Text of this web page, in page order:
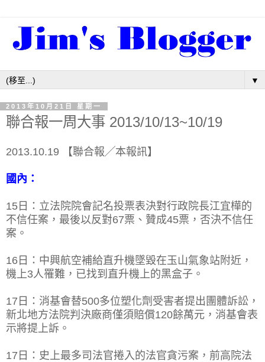
▼
2013年10月21日 星期一
聯合報一周大事 2013/10/13~10/19
2013.10.19 【聯合報╱本報訊】
國內：
15日：立法院院會記名投票表決對行政院長江宜樺的
不信任案，最後以反對67票、贊成45票，否決不信任
案。
16日：中興航空補給直升機墜毀在玉山氣象站附近，
機上3人罹難，已找到直升機上的黑盒子。
17日：消基會替500多位塑化劑受害者提出團體訴訟，
新北地方法院判決廠商僅須賠償120餘萬元，消基會表
示將提上訴。
17日：史上最多司法官捲入的法官貪污案，前高院法